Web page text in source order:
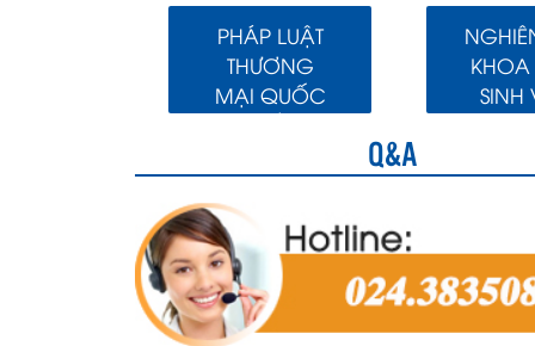
PHÁP LUẬT
THƯƠNG
MẠI QUỐC
SINH
Q&A